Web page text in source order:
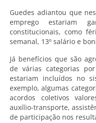
Guedes adiantou que
emprego estariam
constitucionais, como
semanal, 13º salário e
Já benefícios que são
de várias categorias
estariam incluídos no
exemplo, algumas
acordos coletivos
auxílio-transporte,
de participação nos